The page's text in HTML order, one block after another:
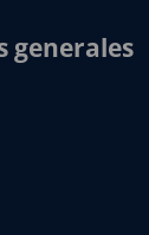
generales